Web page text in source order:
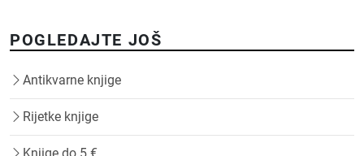
POGLEDAJTE JOŠ
Antikvarne knjige
Rijetke knjige